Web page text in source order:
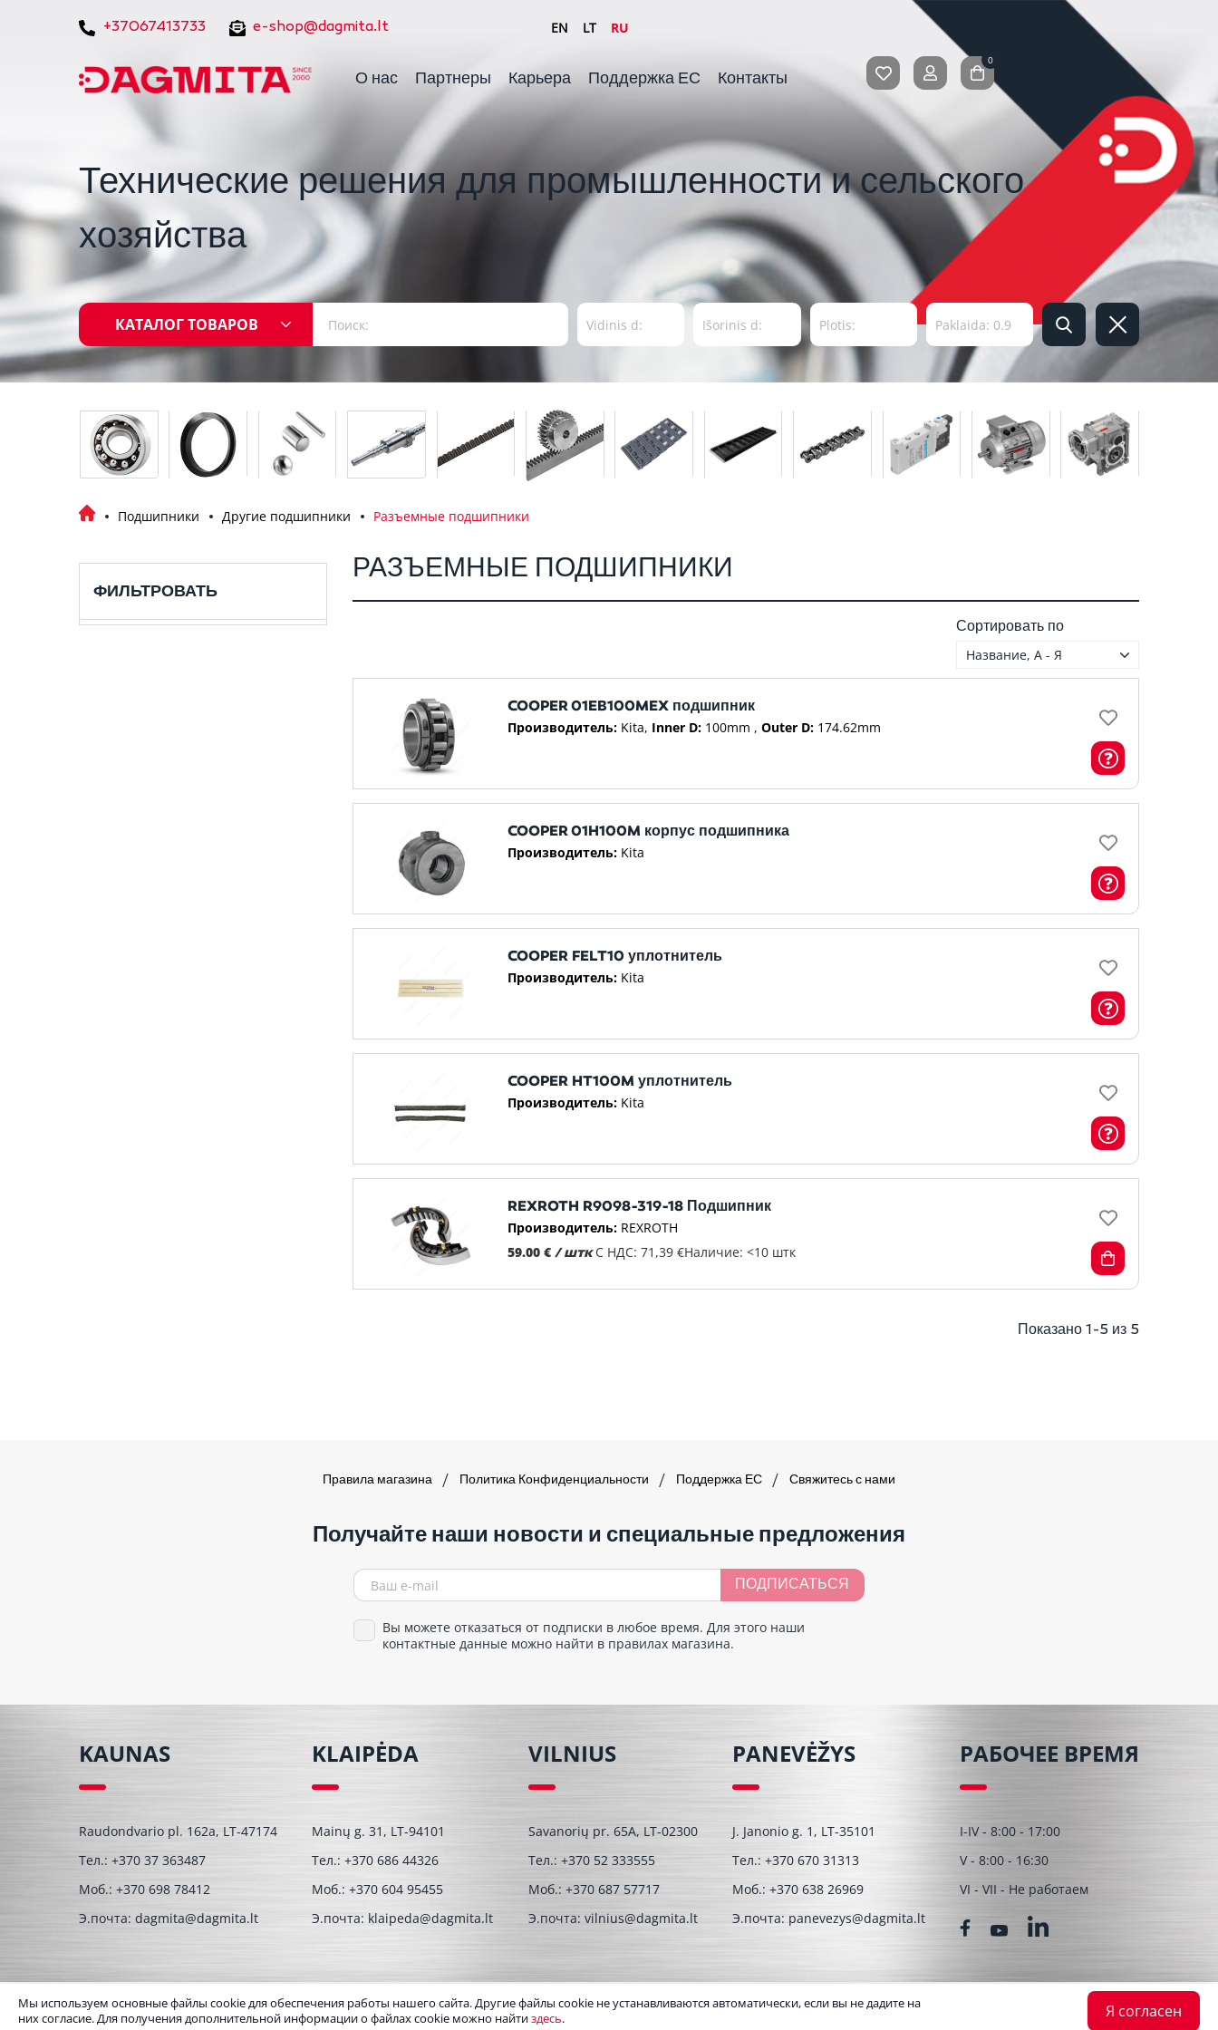
+37067413733 e-shop@dagmita.lt EN LT RU
О нас Партнеры Карьера Поддержка ЕС Контакты
0
Технические решения для промышленности и сельского
хозяйства
КАТАЛОГ ТОВАРОВ
Подшипники Другие подшипники Разъемные подшипники
ФИЛЬТРОВАТЬ
РАЗЪЕМНЫЕ ПОДШИПНИКИ
Сортировать по
Название, А - Я
COOPER 01EB100MEX подшипник
Производитель: Kita Inner D: 100mm Outer D: 174.62mm
COOPER 01H100M корпус подшипника
Производитель: Kita
COOPER FELT10 уплотнитель
Производитель: Kita
COOPER HT100M уплотнитель
Производитель: Kita
REXROTH R9098-319-18 Подшипник
Производитель: REXROTH
59.00 € / штк С НДС: 71,39 €Наличие: <10 штк
Показано 1-5 из 5
Правила магазина Политика Конфиденциальности Поддержка ЕС Свяжитесь с нами
Получайте наши новости и специальные предложения
ПОДПИСАТЬСЯ
Вы можете отказаться от подписки в любое время. Для этого наши
контактные данные можно найти в правилах магазина.
KAUNAS
Raudondvario pl. 162a, LT-47174
Тел.: +370 37 363487
Моб.: +370 698 78412
Э.почта: dagmita@dagmita.lt
KLAIPĖDA
Mainų g. 31, LT-94101
Тел.:+370 686 44326
Моб.:+370 604 95455
Э.почта: klaipeda@dagmita.lt
VILNIUS
Savanorių pr. 65A, LT-02300
Тел.: +370 52 333555
Моб.: +370 687 57717
Э.почта: vilnius@dagmita.lt
PANEVĖŽYS
J. Janonio g. 1, LT-35101
Тел.: +370 670 31313
Моб.: +370 638 26969
Э.почта: panevezys@dagmita.lt
РАБОЧЕЕ ВРЕМЯ
I-IV - 8:00 - 17:00
V - 8:00 - 16:30
VI - VII - Hе работаем
© UAB Dagmita 2026. Все права защищены
Мы используем основные файлы cookie для обеспечения работы нашего сайта. Другие файлы cookie не устанавливаются автоматически, если вы не дадите на
них согласие. Для получения дополнительной информации о файлах cookie можно найтиздесь. Я согласен